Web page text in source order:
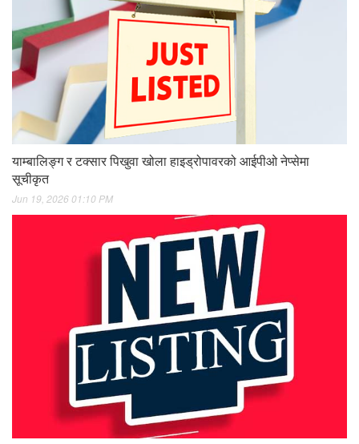
याम्बालिङ्ग र टक्सार पिखुवा खोला हाइड्रोपावरको आईपीओ नेप्सेमा
सूचीकृत
Jun 19, 2026 01:10 PM